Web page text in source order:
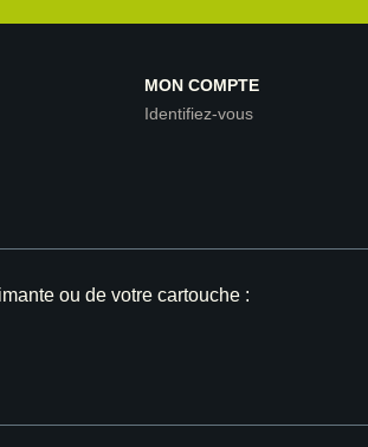
MON COMPTE
Identifiez-vous
ou de votre cartouche :